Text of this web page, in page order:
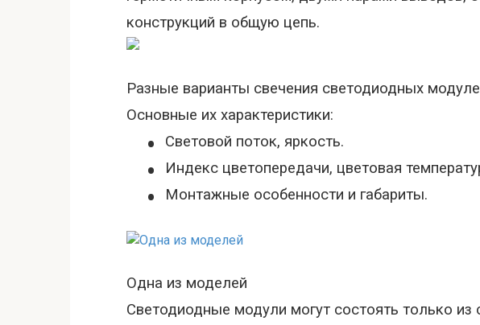
конструкций в общую цепь.
Разные варианты свечения светодиодных
Основные их характеристики:
• Световой поток, яркость.
• Индекс цветопередачи, цветовая
• Монтажные особенности и габариты.
Одна из моделей
Светодиодные модули могут состоять только из